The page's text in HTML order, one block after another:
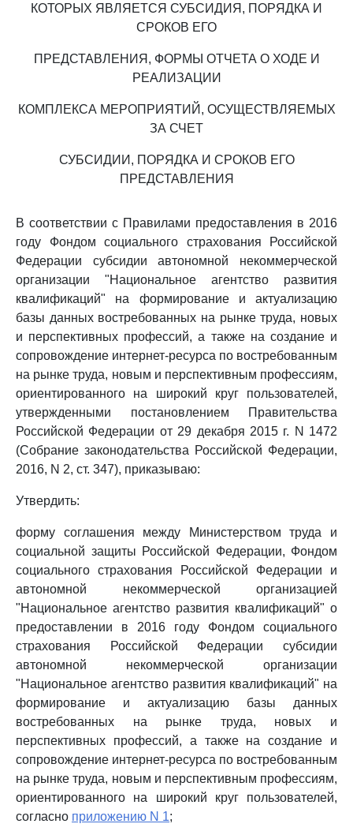
КОТОРЫХ ЯВЛЯЕТСЯ СУБСИДИЯ, ПОРЯДКА И
СРОКОВ ЕГО
ПРЕДСТАВЛЕНИЯ, ФОРМЫ ОТЧЕТА О ХОДЕ И
РЕАЛИЗАЦИИ
КОМПЛЕКСА МЕРОПРИЯТИЙ, ОСУЩЕСТВЛЯЕМЫХ
ЗА СЧЕТ
СУБСИДИИ, ПОРЯДКА И СРОКОВ ЕГО
ПРЕДСТАВЛЕНИЯ
В соответствии с Правилами предоставления в 2016
году Фондом социального страхования Российской
Федерации субсидии автономной некоммерческой
организации "Национальное агентство развития
квалификаций" на формирование и актуализацию
базы данных востребованных на рынке труда, новых
и перспективных профессий, а также на создание и
сопровождение интернет-ресурса по востребованным
на рынке труда, новым и перспективным профессиям,
ориентированного на широкий круг пользователей,
утвержденными постановлением Правительства
Российской Федерации от 29 декабря 2015 г. N 1472
(Собрание законодательства Российской Федерации,
2016, N 2, ст. 347), приказываю:
Утвердить:
форму соглашения между Министерством труда и
социальной защиты Российской Федерации, Фондом
социального страхования Российской Федерации и
автономной некоммерческой организацией
"Национальное агентство развития квалификаций" о
предоставлении в 2016 году Фондом социального
страхования Российской Федерации субсидии
автономной некоммерческой организации
"Национальное агентство развития квалификаций" на
формирование и актуализацию базы данных
востребованных на рынке труда, новых и
перспективных профессий, а также на создание и
сопровождение интернет-ресурса по востребованным
на рынке труда, новым и перспективным профессиям,
ориентированного на широкий круг пользователей,
согласно приложению N 1;